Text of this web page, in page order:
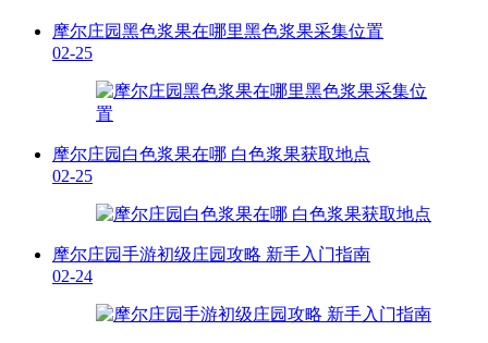
摩尔庄园黑色浆果在哪里黑色浆果采集位置
02-25
摩尔庄园白色浆果在哪 白色浆果获取地点
02-25
摩尔庄园手游初级庄园攻略 新手入门指南
02-24